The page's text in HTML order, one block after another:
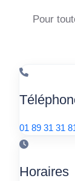
Pour
01 89 31 31
Horaires